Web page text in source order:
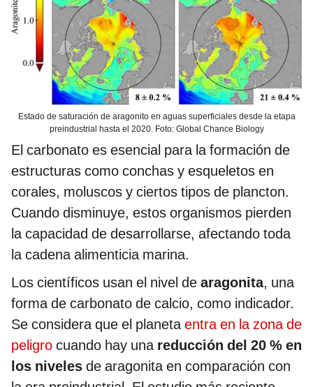
Estado de saturación de aragonito en aguas superficiales desde la etapa
preindustrial hasta el 2020. Foto: Global Chance Biology
El carbonato es esencial para la formación de
estructuras como conchas y esqueletos en
corales, moluscos y ciertos tipos de plancton.
Cuando disminuye, estos organismos pierden
la capacidad de desarrollarse, afectando toda
la cadena alimenticia marina.
Los científicos usan el nivel de aragonita, una
forma de carbonato de calcio, como indicador.
Se considera que el planeta entra en la zona de
peligro cuando hay una reducción del 20 % en
los niveles de aragonita en comparación con